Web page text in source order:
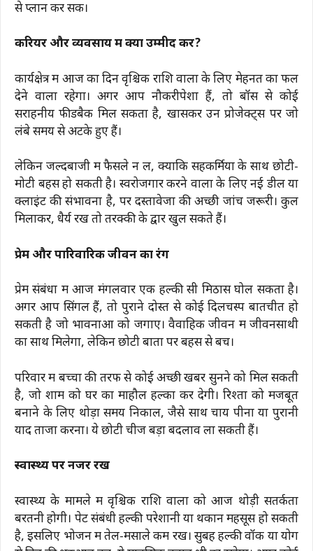
से प्लान कर सकें।
करियर और व्यवसाय में क्या उम्मीद करें?
कार्यक्षेत्र में आज का दिन वृश्चिक राशि वालों के लिए मेहनत का फल
देने वाला रहेगा। अगर आप नौकरीपेशा हैं, तो बॉस से कोई
सराहनीय फीडबैक मिल सकता है, खासकर उन प्रोजेक्ट्स पर जो
लंबे समय से अटके हुए हैं।
लेकिन जल्दबाजी में फैसले न लें, क्योंकि सहकर्मियों के साथ छोटी-
मोटी बहस हो सकती है। स्वरोजगार करने वालों के लिए नई डील या
क्लाइंट की संभावना है, पर दस्तावेजों की अच्छी जांच जरूरी। कुल
मिलाकर, धैर्य रखें तो तरक्की के द्वार खुल सकते हैं।
प्रेम और पारिवारिक जीवन का रंग
प्रेम संबंधों में आज मंगलवार एक हल्की सी मिठास घोल सकता है।
अगर आप सिंगल हैं, तो पुराने दोस्त से कोई दिलचस्प बातचीत हो
सकती है जो भावनाओं को जगाए। वैवाहिक जीवन में जीवनसाथी
का साथ मिलेगा, लेकिन छोटी बातों पर बहस से बचें।
परिवार में बच्चों की तरफ से कोई अच्छी खबर सुनने को मिल सकती
है, जो शाम को घर का माहौल हल्का कर देगी। रिश्तों को मजबूत
बनाने के लिए थोड़ा समय निकालें, जैसे साथ चाय पीना या पुरानी
यादें ताजा करना। ये छोटी चीजें बड़ा बदलाव ला सकती हैं।
स्वास्थ्य पर नजर रखें
स्वास्थ्य के मामले में वृश्चिक राशि वालों को आज थोड़ी सतर्कता
बरतनी होगी। पेट संबंधी हल्की परेशानी या थकान महसूस हो सकती
है, इसलिए भोजन में तेल-मसाले कम रखें। सुबह हल्की वॉक या योग